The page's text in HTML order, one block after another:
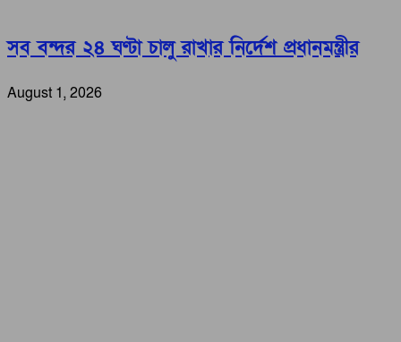
সব বন্দর ২৪ ঘণ্টা চালু রাখার নির্দেশ প্রধানমন্ত্রীর
August 1, 2026